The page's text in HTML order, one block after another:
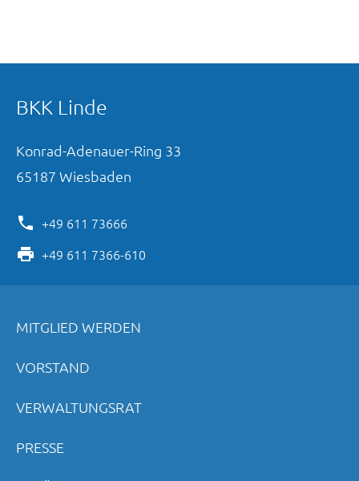
BKK Linde
Konrad-Adenauer-Ring 33
65187 Wiesbaden
+49 611 73666
+49 611 7366-610
MITGLIED WERDEN
VORSTAND
VERWALTUNGSRAT
PRESSE